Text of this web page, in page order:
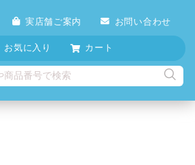
実店舗ご案内 お問い合わせ
お気に入り カート